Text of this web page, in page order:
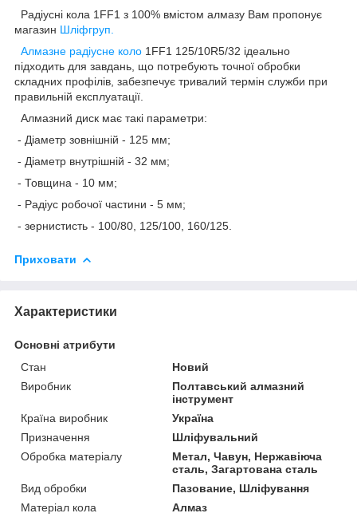
Радіусні кола 1FF1 з 100% вмістом алмазу Вам пропонує
магазин Шліфгруп.
Алмазне радіусне коло 1FF1 125/10R5/32 ідеально
підходить для завдань, що потребують точної обробки
складних профілів, забезпечує тривалий термін служби при
правильній експлуатації.
Алмазний диск має такі параметри:
- Діаметр зовнішній - 125 мм;
- Діаметр внутрішній - 32 мм;
- Товщина - 10 мм;
- Радіус робочої частини - 5 мм;
- зернистисть - 100/80, 125/100, 160/125.
Приховати
Характеристики
Основні атрибути
Стан
Новий
Виробник
Полтавський алмазний
інструмент
Країна виробник
Україна
Призначення
Шліфувальний
Обробка матеріалу
Метал, Чавун, Нержавіюча
сталь, Загартована сталь
Вид обробки
Пазование, Шліфування
Матеріал кола
Алмаз